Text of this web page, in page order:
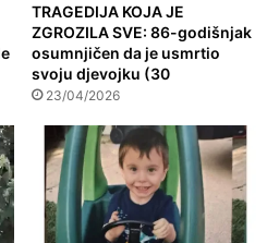
TRAGEDIJA KOJA JE
ZGROZILA SVE: 86-godišnjak
osumnjičen da je usmrtio
svoju djevojku (30
23/04/2026